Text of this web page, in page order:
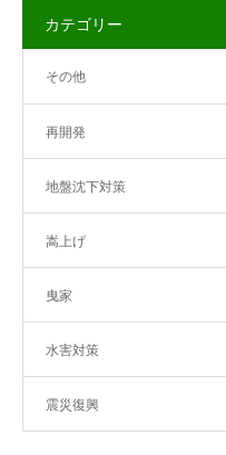
カテゴリー
その他
再開発
地盤沈下対策
嵩上げ
曳家
水害対策
震災復興